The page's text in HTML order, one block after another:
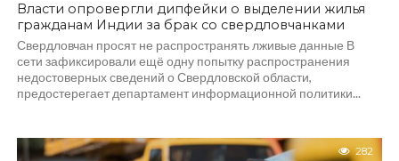
Власти опровергли дипфейки о выделении жилья
гражданам Индии за брак со свердловчанками
Свердловчан просят не распространять лживые данные В
сети зафиксировали ещё одну попытку распространения
недостоверных сведений о Свердловской области,
предостерегает департамент информационной политики...
282